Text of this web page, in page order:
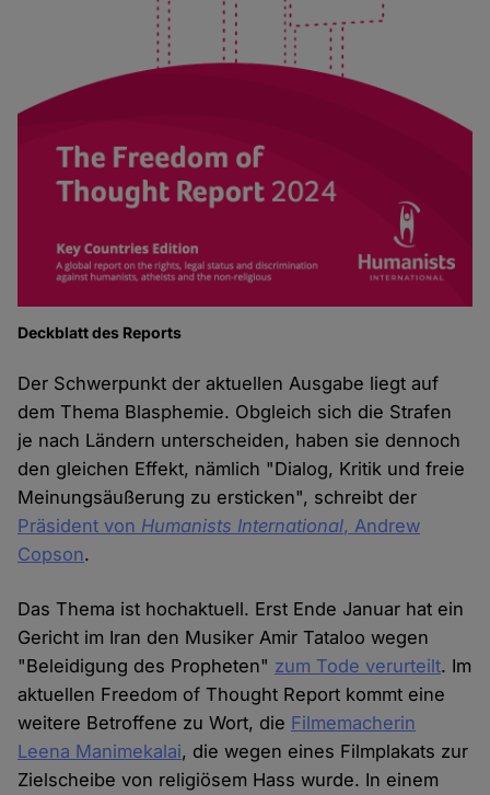
Deckblatt des Reports
Der Schwerpunkt der aktuellen Ausgabe liegt auf
dem Thema Blasphemie. Obgleich sich die Strafen
je nach Ländern unterscheiden, haben sie dennoch
den gleichen Effekt, nämlich "Dialog, Kritik und freie
Meinungsäußerung zu ersticken", schreibt der
Präsident von Humanists International, Andrew
Copson.
Das Thema ist hochaktuell. Erst Ende Januar hat ein
Gericht im Iran den Musiker Amir Tataloo wegen
"Beleidigung des Propheten" zum Tode verurteilt. Im
aktuellen Freedom of Thought Report kommt eine
weitere Betroffene zu Wort, die Filmemacherin
Leena Manimekalai, die wegen eines Filmplakats zur
Zielscheibe von religiösem Hass wurde. In einem